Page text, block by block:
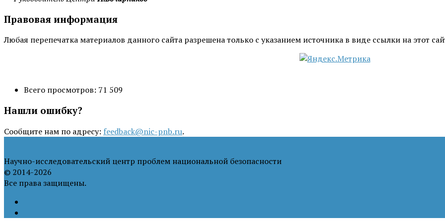
Правовая информация
Любая перепечатка материалов данного сайта разрешена только с указанием источника в виде ссылки на этот
Всего просмотров: 71 509
Нашли ошибку?
Сообщите нам по адресу: feedback@nic-pnb.ru.
Научно-исследовательский центр проблем национальной безопасности
© 2014-2026
Все права защищены.